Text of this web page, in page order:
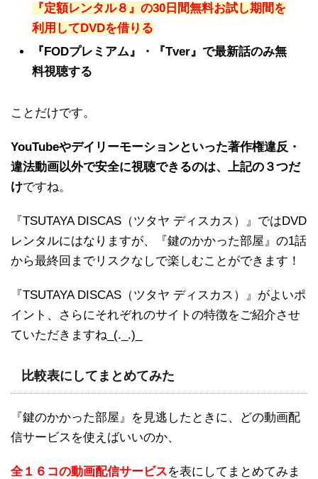
『定額レンタル８』の30日間無料お試し期間を
利用してDVDを借りる
『FODプレミアム』・『Tver』で最新話のみ無
料視聴する
ことだけです。
YouTubeやデイリーモーションといった著作権違反・
違法動画以外で安全に視聴できるのは、上記の３つだ
けですね。
『TSUTAYA DISCAS（ツタヤ ディスカス）』ではDVD
レンタルにはなりますが、『鍵のかかった部屋』の1話
から最終回までリスクなしで楽しむことができます！
『TSUTAYA DISCAS（ツタヤ ディスカス）』がよいポ
イント、さらにそれぞれのサイトの特徴をご紹介させ
ていただきますね_(._.)_
比較表にしてまとめてみた
『鍵のかかった部屋』を見逃したときに、どの動画配
信サービスを使えばいいのか、
全１６コの動画配信サービスを表にしてまとめてみま